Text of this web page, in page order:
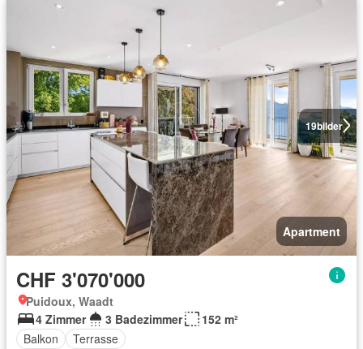
19bilder
Apartment
CHF 3'070'000
Puidoux, Waadt
4 Zimmer
3 Badezimmer
152 m²
Balkon
Terrasse